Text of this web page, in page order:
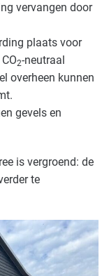
vervangen door
plaats voor
2-neutraal
overheen kunnen
gevels en
is vergroend: de
te